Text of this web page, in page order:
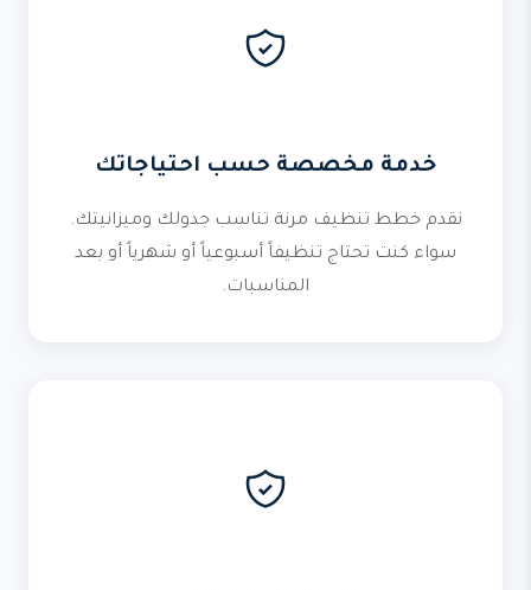
خدمة مخصصة حسب احتياجاتك
نقدم خطط تنظيف مرنة تناسب جدولك وميزانيتك.
سواء كنت تحتاج تنظيفاً أسبوعياً أو شهرياً أو بعد
المناسبات.